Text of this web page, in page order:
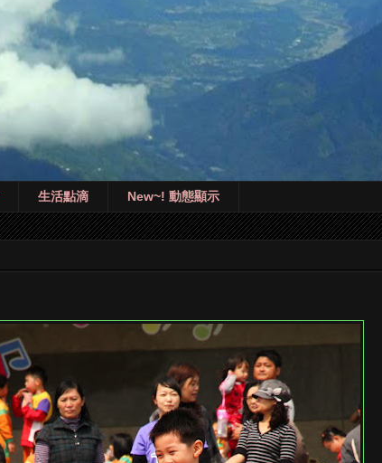
生活點滴 New~! 動態顯示